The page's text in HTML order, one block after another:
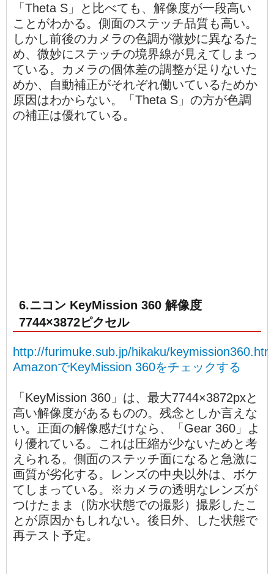
「Theta S」と比べても、解像度が一段高い
ことがわかる。側面のステッチ品質も高い。
しかし前後のカメラの色調が微妙に異なるた
め、微妙にステッチの境界線が見えてしまっ
ている。カメラの個体差の調整が足りないた
めか、自動補正がそれぞれ働いているためか
原因はわからない。「Theta S」の方が色調
の補正は優れている。
6.ニコン KeyMission 360 解像度
7744×3872ピクセル
http://furimuke.sub.jp/hikaku/
AmazonでKeyMission 360をチェックする
「KeyMission 360」は、最大7744×3872pxと
高い解像度があるものの。残念としか言えな
い。正面の解像感だけなら、「Gear 360」よ
り優れている。これは圧縮が少ないためと考
えられる。側面のステッチ面になると急激に
画質が劣化する。レンズの中央以外は、ボケ
てしまっている。※カメラの透明なレンズが
つけたまま（防水状態での撮影）撮影したこ
とが原因かもしれない。後日外、した状態で
再テスト予定。